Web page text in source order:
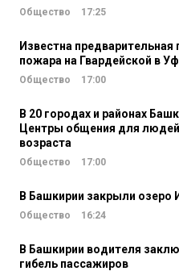
Общество 17:25
Известна предварительная
пожара на Гвардейской в
Общество 17:00
В 20 городах и районах
Центры общения для
возраста
Общество 17:00
В Башкирии закрыли озеро
Общество 16:24
В Башкирии водителя
гибель пассажиров